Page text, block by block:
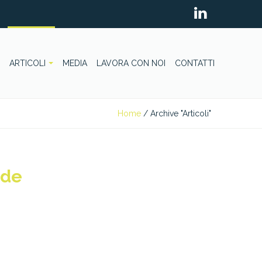
ARTICOLI MEDIA LAVORA CON NOI CONTATTI
Home / Archive "Articoli"